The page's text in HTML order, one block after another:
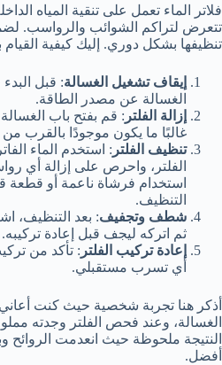
فلاتر الماء تعمل على تنقية المياه
تتعرض لتراكم الشوائب والرواسب.
تنظيفها بشكل دوري. إليك كيفية القيام
إيقاف تشغيل الغسالة: قبل
الغسالة عن مصدر الطاقة.
إزالة الفلتر : قم بفتح باب
غالبًا ما يكون موجودًا بالقرب
تنظيف الفلتر : استخدم الماء
الفلتر، واحرص على إزالة أي
استخدام فرشاة ناعمة أو
التنظيف.
شطف وتجفيف: بعد التنظيف،
ثم اتركه ليجف قبل إعادة تركيبه.
إعادة تركيب الفلتر
أي تسرب مستقبلي.
أذكر هنا تجربة شخصية حيث كنت
الغسالة، وعند فحص الفلتر وجدته
النتيجة ملحوظة حيث انعدمت
أفضل.